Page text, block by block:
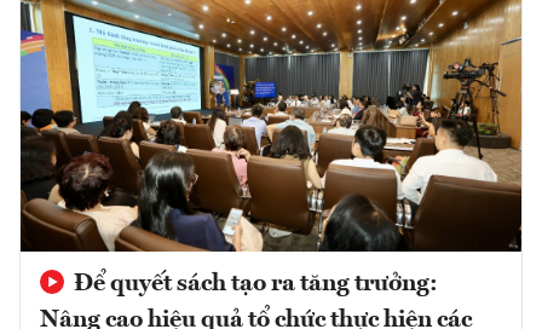
Để quyết sách tạo ra tăng trưởng:
Nâng cao hiệu quả tổ chức thực hiện các